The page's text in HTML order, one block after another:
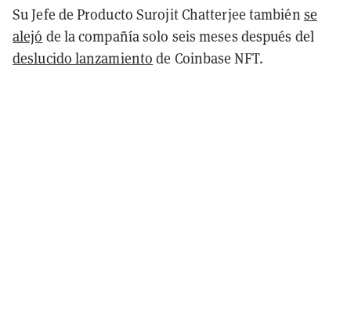
Su Jefe de Producto Surojit Chatterjee también se
alejó de la compañía solo seis meses después del
deslucido lanzamiento de Coinbase NFT.